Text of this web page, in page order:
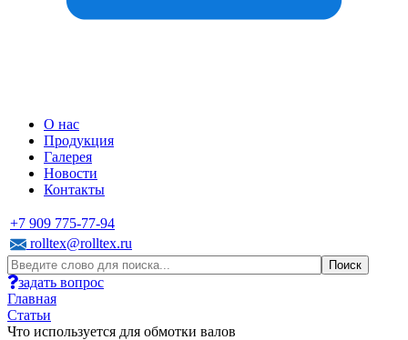
О нас
Продукция
Галерея
Новости
Контакты
+7 909 775-77-94
rolltex@rolltex.ru
задать вопрос
Главная
Статьи
Что используется для обмотки валов